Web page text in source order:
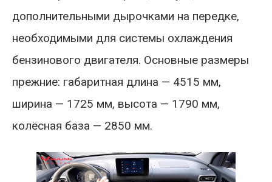
дополнительными дырочками на передке,
необходимыми для системы охлаждения
бензинового двигателя. Основные размеры
прежние: габаритная длина — 4515 мм,
ширина — 1725 мм, высота — 1790 мм,
колёсная база — 2850 мм.